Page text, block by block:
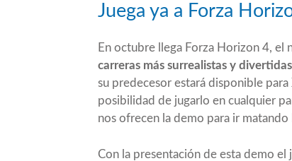
Juega ya a Forza
En octubre llega Forza Horizon 4, el
carreras más surrealistas y
su predecesor estará disponible
posibilidad de jugarlo en cualquier
nos ofrecen la demo para ir
Con la presentación de esta demo